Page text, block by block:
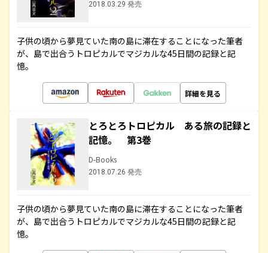
2018.03.29 発売
子供の頃から夢見ていた南の島に滞在することになった筆者
が、島で出合うトロピカルでマジカルな45日間の記録と記
憶。
詳細を見る
とろとろトロピカル ある旅の記録と
記憶。 第3巻
D-Books
2018.07.26 発売
子供の頃から夢見ていた南の島に滞在することになった筆者
が、島で出合うトロピカルでマジカルな45日間の記録と記
憶。